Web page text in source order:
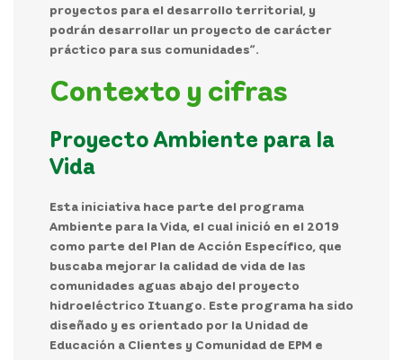
proyectos para el desarrollo territorial, y
podrán desarrollar un proyecto de carácter
práctico para sus comunidades”.
Contexto y cifras
Proyecto Ambiente para la
Vida
Esta iniciativa hace parte del programa
Ambiente para la Vida, el cual inició en el 2019
como parte del Plan de Acción Específico, que
buscaba mejorar la calidad de vida de las
comunidades aguas abajo del proyecto
hidroeléctrico Ituango. Este programa ha sido
diseñado y es orientado por la Unidad de
Educación a Clientes y Comunidad de EPM e